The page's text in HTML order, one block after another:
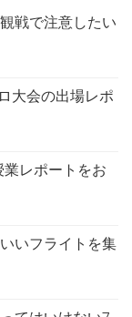
戦で注意したい
大会の出場レポ
業レポートをお
いフライトを集